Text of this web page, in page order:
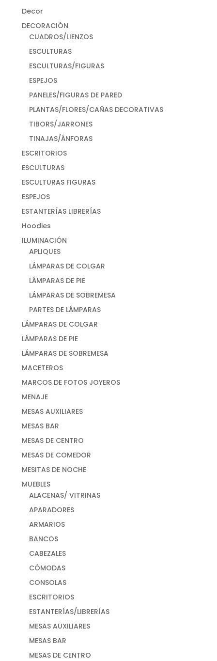
Decor
DECORACIÓN
CUADROS/LIENZOS
ESCULTURAS
ESCULTURAS/FIGURAS
ESPEJOS
PANELES/FIGURAS DE PARED
PLANTAS/FLORES/CAÑAS DECORATIVAS
TIBORS/JARRONES
TINAJAS/ÁNFORAS
ESCRITORIOS
ESCULTURAS
ESCULTURAS FIGURAS
ESPEJOS
ESTANTERÍAS LIBRERÍAS
Hoodies
ILUMINACIÓN
APLIQUES
LÁMPARAS DE COLGAR
LÁMPARAS DE PIE
LÁMPARAS DE SOBREMESA
PARTES DE LÁMPARAS
LÁMPARAS DE COLGAR
LÁMPARAS DE PIE
LÁMPARAS DE SOBREMESA
MACETEROS
MARCOS DE FOTOS JOYEROS
MENAJE
MESAS AUXILIARES
MESAS BAR
MESAS DE CENTRO
MESAS DE COMEDOR
MESITAS DE NOCHE
MUEBLES
ALACENAS/ VITRINAS
APARADORES
ARMARIOS
BANCOS
CABEZALES
CÓMODAS
CONSOLAS
ESCRITORIOS
ESTANTERÍAS/LIBRERÍAS
MESAS AUXILIARES
MESAS BAR
MESAS DE CENTRO